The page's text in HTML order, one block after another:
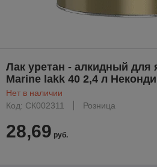
Лак уретан - алкидный для
Marine lakk 40 2,4 л
Нет в наличии
Код: СК002311
Розница
28,69 руб.